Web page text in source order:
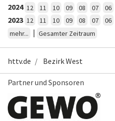
2024 12 11 10 09 08 07 06
2023 12 11 10 09 08 07 06
mehr...
| Gesamter Zeitraum
httv.de Bezirk West
Partner und Sponsoren